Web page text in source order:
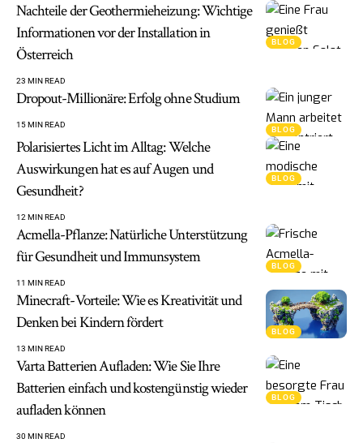
BLOG
Nachteile der Geothermieheizung: Wichtige
Informationen vor der Installation in
Österreich
23 MIN READ
BLOG
Dropout-Millionäre: Erfolg ohne Studium
15 MIN READ
BLOG
Polarisiertes Licht im Alltag: Welche
Auswirkungen hat es auf Augen und
Gesundheit?
12 MIN READ
BLOG
Acmella-Pflanze: Natürliche Unterstützung
für Gesundheit und Immunsystem
11 MIN READ
BLOG
Minecraft-Vorteile: Wie es Kreativität und
Denken bei Kindern fördert
13 MIN READ
BLOG
Varta Batterien Aufladen: Wie Sie Ihre
Batterien einfach und kostengünstig wieder
aufladen können
30 MIN READ